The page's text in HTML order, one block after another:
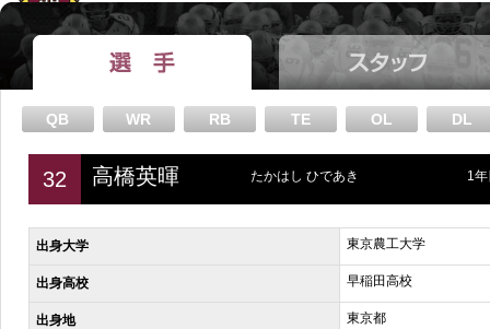
QB WR RB TE OL DL
32 高橋英暉 たかはし ひであき 1
出身大学 東京農工大学
出身高校 早稲田高校
出身地 東京都